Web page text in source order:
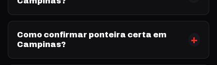
Como confirmar ponteira certa em
Campinas?